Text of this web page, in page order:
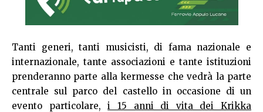
Tanti generi, tanti musicisti, di fama nazionale e
internazionale, tante associazioni e tante istituzioni
prenderanno parte alla kermesse che vedrà la parte
centrale sul parco del castello in occasione di un
evento particolare,i 15 anni di vita dei Krikka